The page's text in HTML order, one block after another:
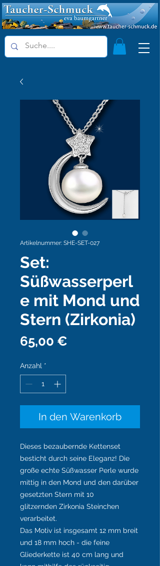
Artikelnummer: SHE-SET-027
Set:
Süßwasserperl
e mit Mond und
Stern (Zirkonia)
65,00 €
Anzahl *
In den Warenkorb
Dieses bezaubernde Kettenset
besticht durch seine Eleganz! Die
große echte Süßwasser Perle wurde
mittig in den Mond und den darüber
gesetzten Stern mit 10
glitzernden Zirkonia Steinchen
verarbeitet.
Das Motiv ist insgesamt 12 mm breit
und 18 mm hoch - die feine
Gliederkette ist 40 cm lang und